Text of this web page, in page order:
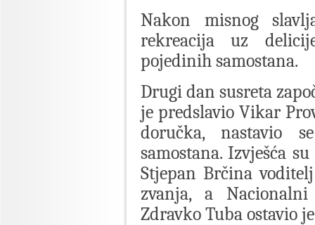
Nakon misnog
rekreacija uz
pojedinih samostana.
Drugi dan susreta
je predslavio Vikar
doručka, nastavio
samostana. Izvješća
Stjepan Brčina
zvanja, a
Zdravko Tuba ostavio